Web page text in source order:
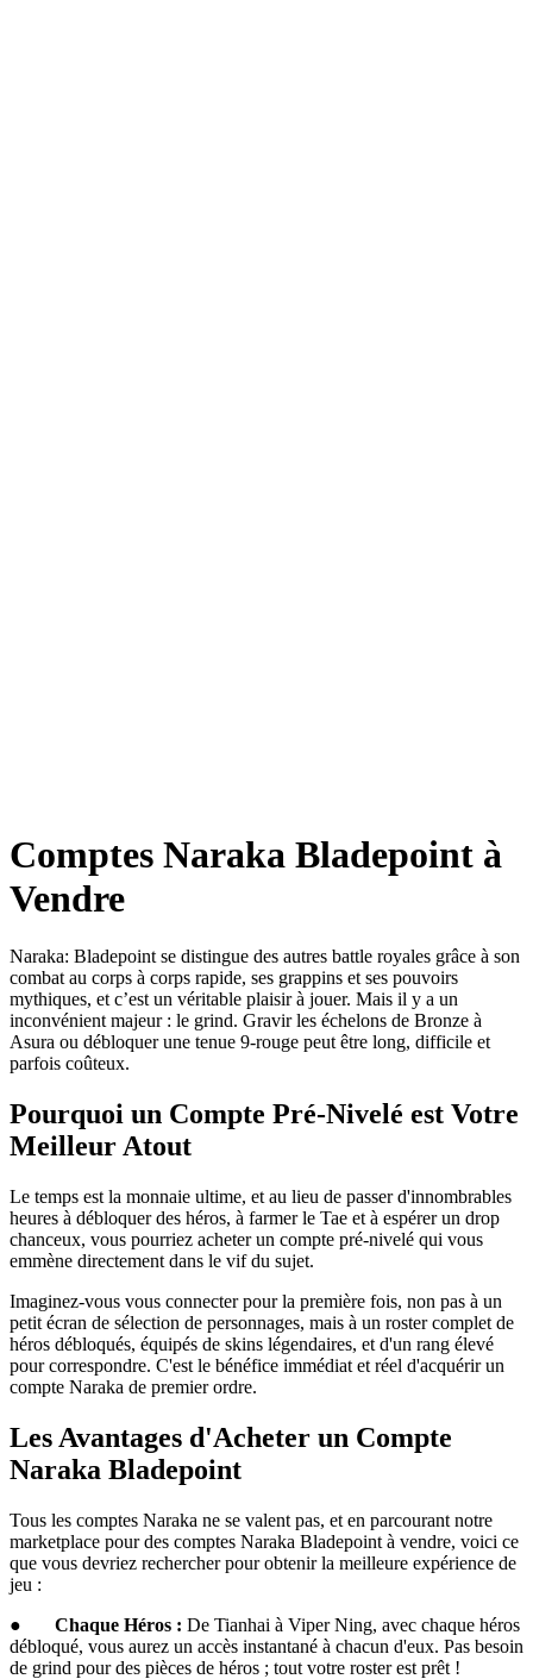
Comptes Naraka Bladepoint à
Vendre
Naraka: Bladepoint se distingue des autres battle royales grâce à son
combat au corps à corps rapide, ses grappins et ses pouvoirs
mythiques, et c’est un véritable plaisir à jouer. Mais il y a un
inconvénient majeur : le grind. Gravir les échelons de Bronze à
Asura ou débloquer une tenue 9-rouge peut être long, difficile et
parfois coûteux.
Pourquoi un Compte Pré-Nivelé est Votre
Meilleur Atout
Le temps est la monnaie ultime, et au lieu de passer d'innombrables
heures à débloquer des héros, à farmer le Tae et à espérer un drop
chanceux, vous pourriez acheter un compte pré-nivelé qui vous
emmène directement dans le vif du sujet.
Imaginez-vous vous connecter pour la première fois, non pas à un
petit écran de sélection de personnages, mais à un roster complet de
héros débloqués, équipés de skins légendaires, et d'un rang élevé
pour correspondre. C'est le bénéfice immédiat et réel d'acquérir un
compte Naraka de premier ordre.
Les Avantages d'Acheter un Compte
Naraka Bladepoint
Tous les comptes Naraka ne se valent pas, et en parcourant notre
marketplace pour des comptes Naraka Bladepoint à vendre, voici ce
que vous devriez rechercher pour obtenir la meilleure expérience de
jeu :
● Chaque Héros : De Tianhai à Viper Ning, avec chaque héros
débloqué, vous aurez un accès instantané à chacun d'eux. Pas besoin
de grind pour des pièces de héros ; tout votre roster est prêt !